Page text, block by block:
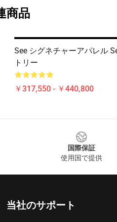
商品
See シグネチャーアパレル
トリー
￥317,550 - ￥440,800
国際保証
使用国で提供
当社のサポート